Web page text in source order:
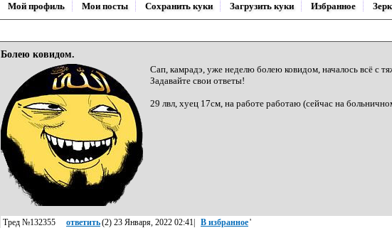
Мой профиль Мои посты Сохранить куки Загрузить куки Избранное
Болею ковидом.
Сап, камрадэ, уже неделю болею ковидом, началось всё с
Задавайте свои ответы!
29 лвл, хуец 17см, на работе работаю (сейчас на
Тред №132355 ответить(2) 23 Января, 2022 02:41| В избранное'